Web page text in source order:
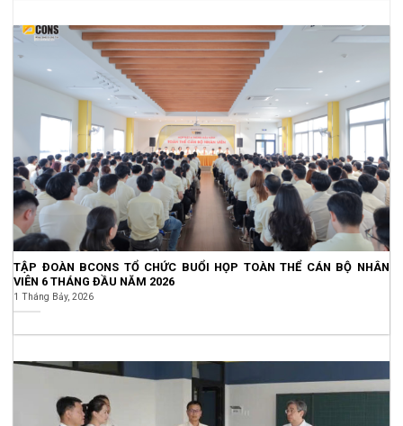
TẬP ĐOÀN BCONS TỔ CHỨC BUỔI HỌP TOÀN THỂ CÁN BỘ NHÂN
VIÊN 6 THÁNG ĐẦU NĂM 2026
1 Tháng Bảy, 2026